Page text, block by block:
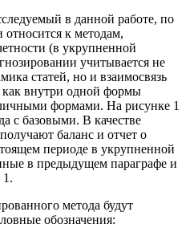
в данной работе, по
к методам,
(в укрупненной
учитывается не
статей, но и взаимосвязь
внутри одной формы
формами. На рисунке 1
с базовыми. В качестве
баланс и отчет о
периоде в укрупненной
в предыдущем параграфе и
метода будут
обозначения: